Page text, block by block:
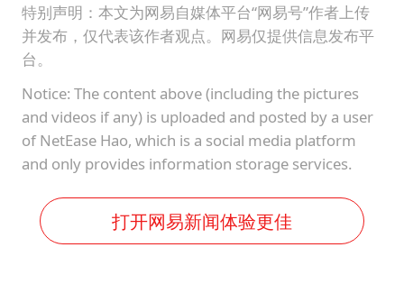
特别声明：本文为网易自媒体平台“网易号”作者上传
并发布，仅代表该作者观点。网易仅提供信息发布平
台。
Notice: The content above (including the pictures
and videos if any) is uploaded and posted by a user
of NetEase Hao, which is a social media platform
and only provides information storage services.
打开网易新闻体验更佳